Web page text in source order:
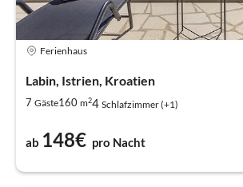
Ferienhaus
Labin, Istrien, Kroatien
7 Gäste160 m24 Schlafzimmer (+1)
ab 148€ pro Nacht